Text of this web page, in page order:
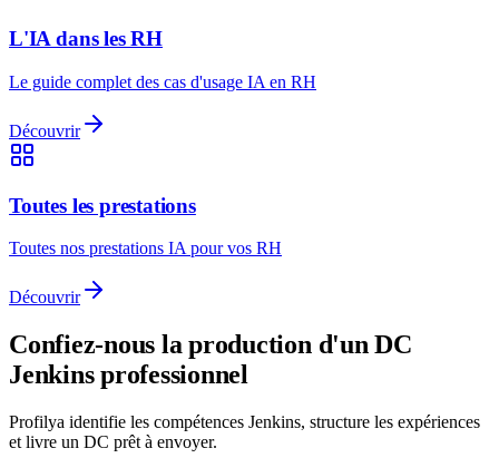
L'IA dans les RH
Le guide complet des cas d'usage IA en RH
Découvrir
Toutes les prestations
Toutes nos prestations IA pour vos RH
Découvrir
Confiez-nous la production d'un DC
Jenkinsprofessionnel
Profilya identifie les compétences Jenkins, structure les expériences
et livre un DC prêt à envoyer.